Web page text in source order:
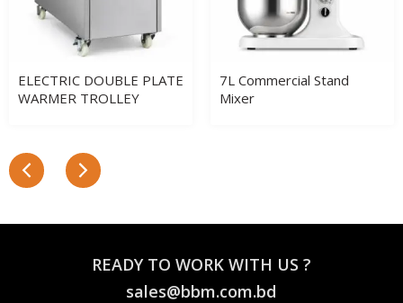
ELECTRIC DOUBLE PLATE
WARMER TROLLEY
7L Commercial Stand
Mixer
READY TO WORK WITH US ?
sales@bbm.com.bd